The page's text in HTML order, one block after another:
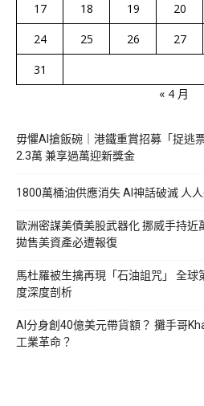
17
18 19 20
24
25 26 27
31
« 4 月
毋懼AI搶飯碗｜港鐵重賞招募「捉逃
2.3萬 兼享過萬迎新獎金
1800萬桶油供應消失 AI神話破滅 人
歐洲密謀美債美股武器化 挪威手持近
拋售美資產必遭報復
馬杜羅被生擒再現「石油詛咒」 全球
度深度剖析
AI分身創40億美元帶貨額？ 攤手哥
工業革命？